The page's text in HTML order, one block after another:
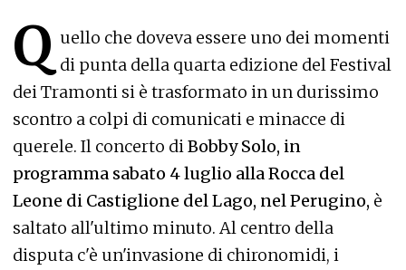
Q uello che doveva essere uno dei momenti
di punta della quarta edizione del Festival
dei Tramonti si è trasformato in un durissimo
scontro a colpi di comunicati e minacce di
querele. Il concerto di Bobby Solo, in
programma sabato 4 luglio alla Rocca del
Leone di Castiglione del Lago, nel Perugino, è
saltato all'ultimo minuto. Al centro della
disputa c'è un'invasione di chironomidi, i